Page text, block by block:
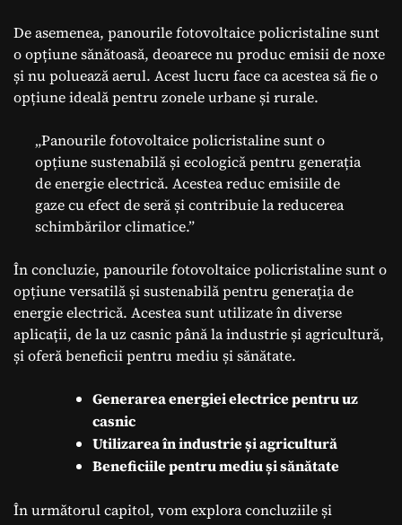
De asemenea, panourile fotovoltaice policristaline sunt
o opțiune sănătoasă, deoarece nu produc emisii de noxe
și nu poluează aerul. Acest lucru face ca acestea să fie o
opțiune ideală pentru zonele urbane și rurale.
„Panourile fotovoltaice policristaline sunt o
opțiune sustenabilă și ecologică pentru generația
de energie electrică. Acestea reduc emisiile de
gaze cu efect de seră și contribuie la reducerea
schimbărilor climatice.”
În concluzie, panourile fotovoltaice policristaline sunt o
opțiune versatilă și sustenabilă pentru generația de
energie electrică. Acestea sunt utilizate în diverse
aplicații, de la uz casnic până la industrie și agricultură,
și oferă beneficii pentru mediu și sănătate.
Generarea energiei electrice pentru uz
casnic
Utilizarea în industrie și agricultură
Beneficiile pentru mediu și sănătate
În următorul capitol, vom explora concluziile și